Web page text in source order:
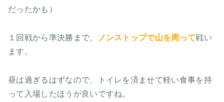
だったかも）
１回戦から準決勝まで、 ノンストップで山を周って戦い
ます。
昼は過ぎるはずなので、トイレを済ませて軽い食事を持
って入場したほうが良いですね。